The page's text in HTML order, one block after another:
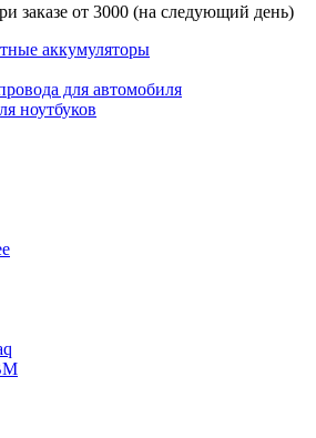
заказе от 3000 (на следующий день)
аккумуляторы
для автомобиля
ноутбуков